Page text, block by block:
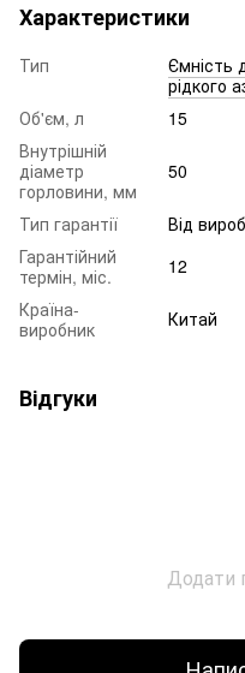
Характеристики
Тип
Ємність
рідкого
Об'єм, л
15
Внутрішній
діаметр
горловини, мм
50
Тип гарантії
Від
Гарантійний
термін, міс.
12
Країна-
виробник
Китай
Відгуки
Додати